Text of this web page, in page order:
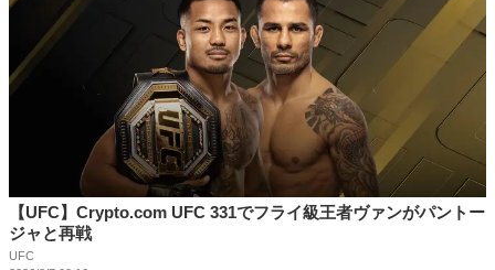
【UFC】Crypto.com UFC 331でフライ級王者ヴァンがパントー
ジャと再戦
UFC